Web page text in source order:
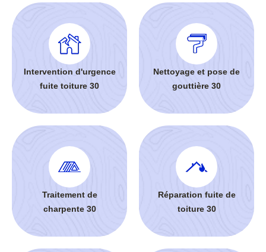
Intervention d'urgence
fuite toiture 30
Nettoyage et pose de
gouttière 30
Traitement de
charpente 30
Réparation fuite de
toiture 30